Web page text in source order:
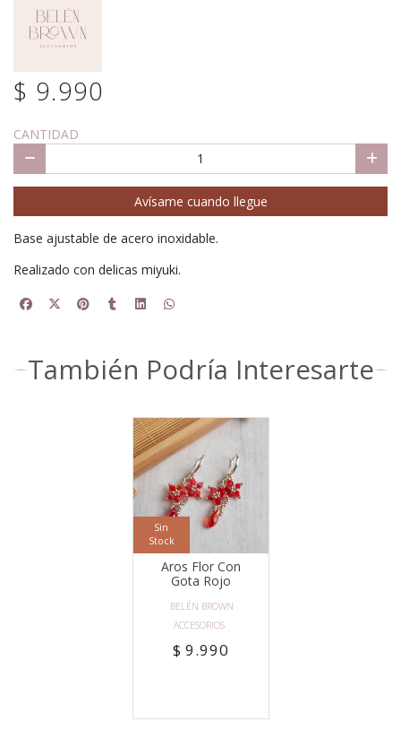
$ 9.990
CANTIDAD
Avísame cuando llegue
Base ajustable de acero inoxidable.
Realizado con delicas miyuki.
También Podría Interesarte
Sin
Stock
Aros Flor Con
Gota Rojo
BELÉN BROWN
ACCESORIOS
$ 9.990